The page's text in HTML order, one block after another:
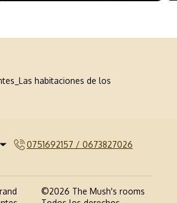
habitaciones de los
0751692157 / 0673827026
©2026 The Mush's rooms